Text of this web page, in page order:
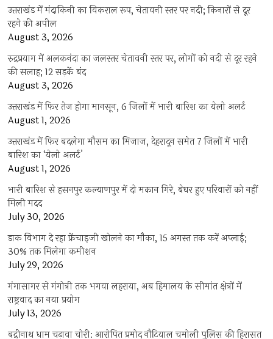
उत्तराखंड में मंदाकिनी का विकराल रूप, चेतावनी स्तर पर नदी; किनारों से दूर
रहने की अपील
August 3, 2026
रुद्रप्रयाग में अलकनंदा का जलस्तर चेतावनी स्तर पर, लोगों को नदी से दूर रहने
की सलाह; 12 सड़कें बंद
August 3, 2026
उत्तराखंड में फिर तेज होगा मानसून, 6 जिलों में भारी बारिश का येलो अलर्ट
August 1, 2026
उत्तराखंड में फिर बदलेगा मौसम का मिजाज, देहरादून समेत 7 जिलों में भारी
बारिश का ‘येलो अलर्ट’
August 1, 2026
भारी बारिश से हसनपुर कल्याणपुर में दो मकान गिरे, बेघर हुए परिवारों को नहीं
मिली मदद
July 30, 2026
डाक विभाग दे रहा फ्रेंचाइजी खोलने का मौका, 15 अगस्त तक करें अप्लाई;
30% तक मिलेगा कमीशन
July 29, 2026
गंगासागर से गंगोत्री तक भगवा लहराया, अब हिमालय के सीमांत क्षेत्रों में
राष्ट्रवाद का नया प्रयोग
July 13, 2026
बद्रीनाथ धाम चढ़ावा चोरी: आरोपित प्रमोद नौटियाल चमोली पुलिस की हिरासत